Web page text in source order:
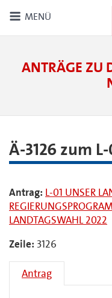
MENÜ
ANTRÄGE ZU
Ä-3126 zum L-
Antrag: L-01 UNSER
LANDTAGSWAHL 2022
Zeile: 3126
Antrag